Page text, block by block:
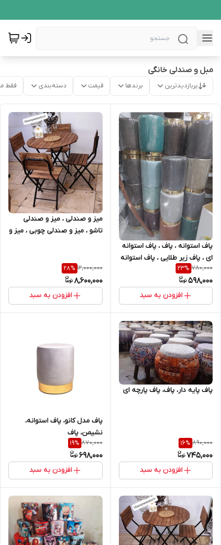
مبل و صندلی خانگی
پربازدیدترین برندها قیمت دسته‌بندی فقط
پاف استوانه ، پاف ، پاف استوانه
ای ، پاف زیر طلایی ، پاف استوانه
ای
780,000
23%
598,000
افزودن به سبد
میز و صندلی ، میز و صندلی
تاشو ، میز و صندلی چوبی ، میز و
ایکیا
12,000,000
28%
8,600,000
افزودن به سبد
پاف پایه دار، پاف، پاف پارچه ای
890,000
16%
745,000
افزودن به سبد
پاف مدل کانو، پاف استوانه،
نشیمن، پاف
870,000
19%
698,000
افزودن به سبد